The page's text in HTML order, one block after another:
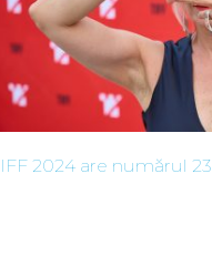
2024 are numărul 23